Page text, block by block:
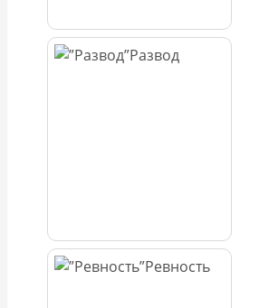
Развод
Ревность